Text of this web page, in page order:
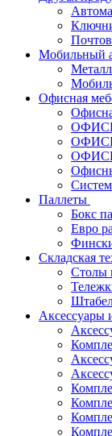
Мобильный
Офисная
Паллеты
Бокс
Евро
Складская
Столы
Аксессуары